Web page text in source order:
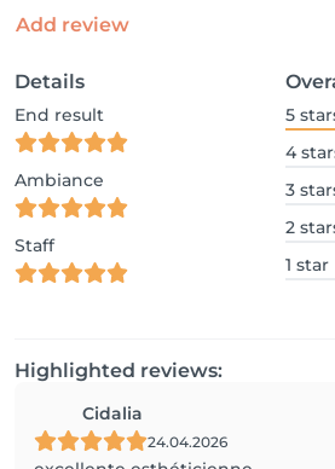
Add review
Details
End result
Ambiance
Staff
5
4
3
2
1 star
Highlighted reviews:
Cidalia
24.04.2026